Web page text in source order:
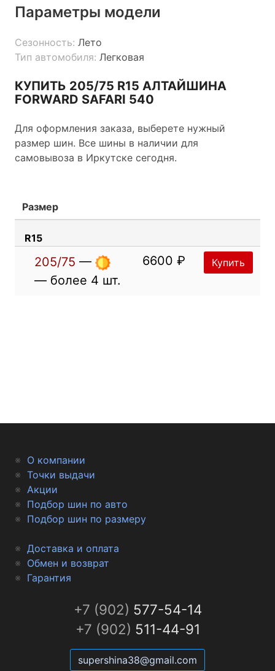
Параметры модели
Сезонность: Лето
Тип автомобиля: Легковая
КУПИТЬ 205/75 R15 АЛТАЙШИНА
FORWARD SAFARI 540
Для оформления заказа, выберете нужный
размер шин. Все шины в наличии для
самовывоза в Иркутске сегодня.
Размер
R15
205/75 —
— более 4 шт.
6600 ₽ Купить
О компании
Точки выдачи
Акции
Подбор шин по авто
Подбор шин по размеру
Доставка и оплата
Обмен и возврат
Гарантия
+7 (902) 577-54-14
+7 (902) 511-44-91
supershina38@gmail.com